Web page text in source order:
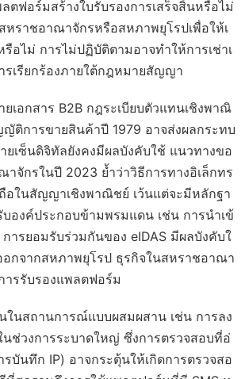
ตฟอร์มสร้างใบรับรองการเสร็จสิ้นหรือไม่
หราชอาณาจักรหรือสหภาพยุโรปเพื่อให้เ
รือไม่ การไม่ปฏิบัติตามอาจทำให้การเช่าเ
เรียกร้องภายใต้กฎหมายสัญญา
ยเอกสาร B2B กฎระเบียบตัวแทนเชิงพาณิ
ติการขายสินค้าปี 1979 อาจส่งผลกระทบ
เซ็นดิจิทัลยังคงมีผลบังคับใช้ แนวทางขอ
าจักรในปี 2023 ย้ำว่าวิธีการทางอิเล็กทร
อในสัญญาเชิงพาณิชย์ เว้นแต่จะมีหลักฐา
องค์ประกอบข้ามพรมแดน เช่น การนำเข้
ารยอมรับร่วมกันของ eIDAS มีผลบังคับใ
กจากสหภาพยุโรป ธุรกิจในสหราชอาณา
ารรับรองแพลตฟอร์ม
ในสถานการณ์แบบผสมผสาน เช่น การลง
นช่วงการระบาดใหญ่ ซึ่งการตรวจสอบที่อ่
บันทึก IP) อาจกระตุ้นให้เกิดการตรวจสอ